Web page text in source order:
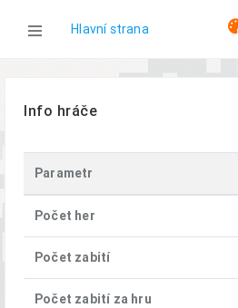
Hlavní strana
Info hráče
Parametr
Počet her
Počet zabití
Počet zabití za hru